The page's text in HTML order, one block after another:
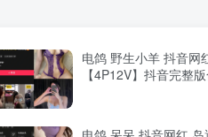
电鸽 野生小羊 抖音网
【4P12V】抖音完整